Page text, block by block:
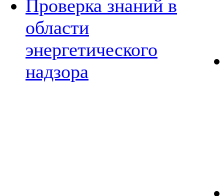
Проверка знаний в
области
энергетического
надзора